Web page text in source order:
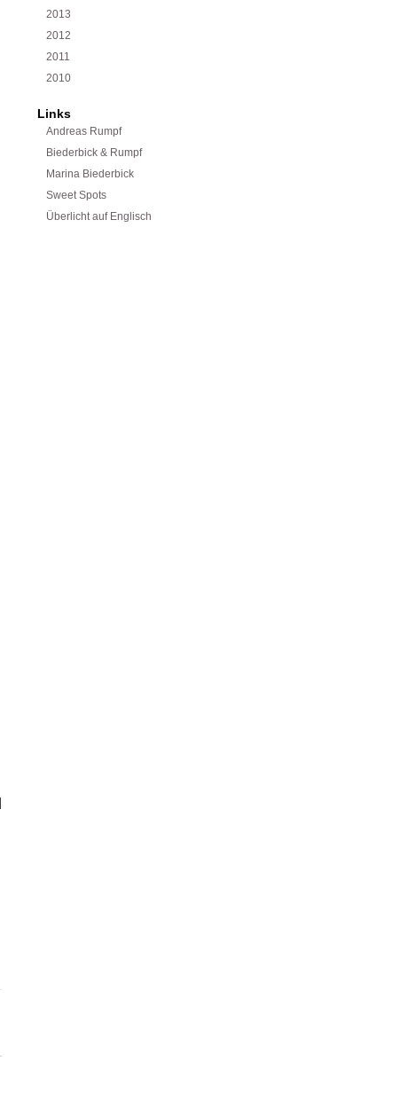
2013
2012
2011
2010
Links
Andreas Rumpf
Biederbick & Rumpf
Marina Biederbick
Sweet Spots
Überlicht auf Englisch